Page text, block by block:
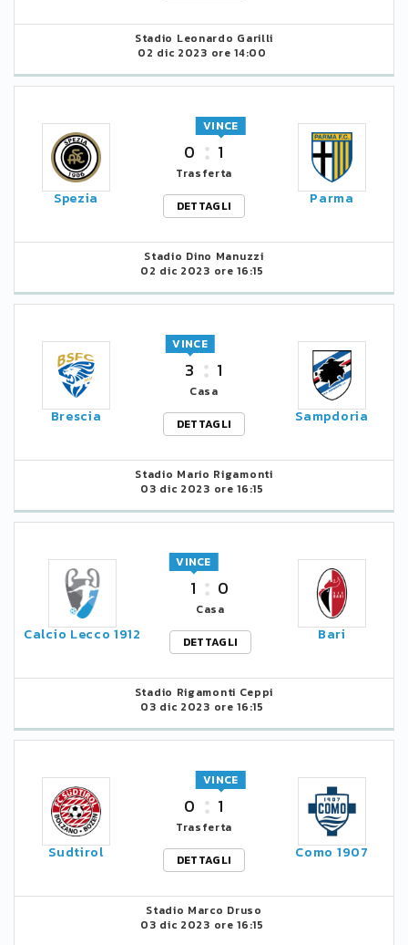
Stadio Leonardo Garilli
02 dic 2023 ore 14:00
Spezia
0 1
VINCE
Trasferta
DETTAGLI
Parma
Stadio Dino Manuzzi
02 dic 2023 ore 16:15
Brescia
3
VINCE
1
Casa
DETTAGLI
Sampdoria
Stadio Mario Rigamonti
03 dic 2023 ore 16:15
Calcio Lecco 1912
1
VINCE
0
Casa
DETTAGLI
Bari
Stadio Rigamonti Ceppi
03 dic 2023 ore 16:15
Sudtirol
0 1
VINCE
Trasferta
DETTAGLI
Como 1907
Stadio Marco Druso
03 dic 2023 ore 16:15